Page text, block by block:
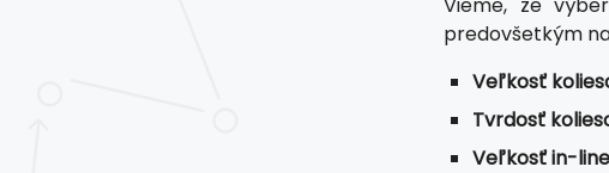
predovšetkým
Veľkosť
Tvrdosť
Veľkosť in-